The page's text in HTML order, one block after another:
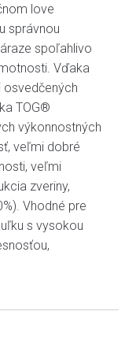
love
správnou
spoľahlivo
Vďaka
osvedčených
TOG®
výkonnostných
veľmi dobré
veľmi
zveriny,
Vhodné pre
s vysokou